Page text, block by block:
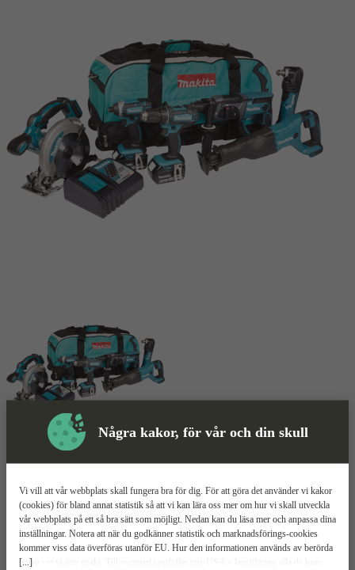
Några kakor, för vår och din skull
[...]
Vi vill att vår webbplats skall fungera bra för dig. För att göra det använder vi kakor
(cookies) för bland annat statistik så att vi kan lära oss mer om hur vi skall utveckla
vår webbplats på ett så bra sätt som möjligt. Nedan kan du läsa mer och anpassa dina
inställningar. Notera att när du godkänner statistik och marknadsförings-cookies
kommer viss data överföras utanför EU. Hur den informationen används av berörda
bolag vet vi inte exakt. Till exempel uppfyller inte USA:s lagstiftning alla de krav
Kombokit Mer information
Makita DLX6038T